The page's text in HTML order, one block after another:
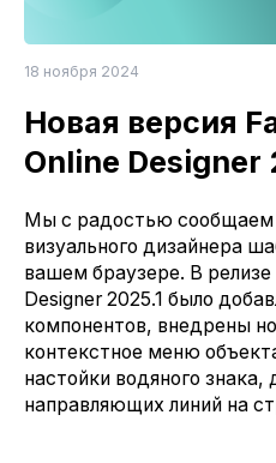
18 ноября 2024
Новая версия
Online Designer
Мы с радостью сообщаем
визуального дизайнера
вашем браузере. В релизе
Designer 2025.1 было
компонентов, внедрены
контекстное меню
настойки водяного знака,
направляющих линий на